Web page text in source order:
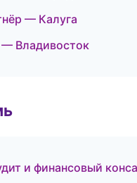
— Калуга
Владивосток
и финансовый